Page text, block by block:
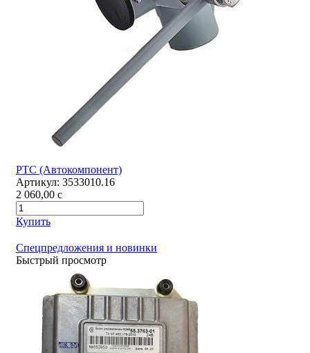
РТС (Автокомпонент)
Артикул: 3533010.16
2 060,00 c
Купить
Спецпредложения и новинки
Быстрый просмотр